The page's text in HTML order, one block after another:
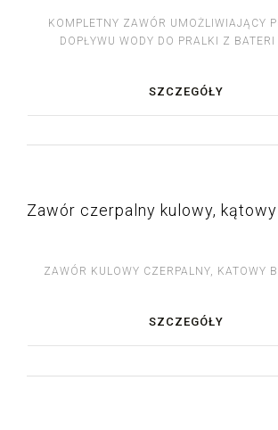
KOMPLETNY ZAWÓR UMOŻLIWIAJĄCY
DOPŁYWU WODY DO PRALKI Z
SZCZEGÓŁY
Zawór czerpalny kulowy,
ZAWÓR KULOWY CZERPALNY, KATOWY
SZCZEGÓŁY